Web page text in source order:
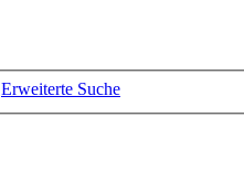
Erweiterte Suche